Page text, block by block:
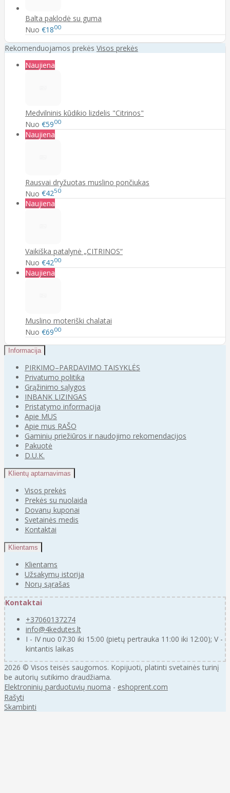
Balta paklodė su guma
Nuo €1800
Rekomenduojamos prekės Visos prekės
Naujiena
Medvilninis kūdikio lizdelis "Citrinos"
Nuo €5900
Naujiena
Rausvai dryžuotas muslino pončiukas
Nuo €4250
Naujiena
Vaikiška patalynė „CITRINOS“
Nuo €4200
Naujiena
Muslino moteriški chalatai
Nuo €6900
Informacija
PIRKIMO–PARDAVIMO TAISYKLĖS
Privatumo politika
Grąžinimo sąlygos
INBANK LIZINGAS
Pristatymo informacija
Apie MUS
Apie mus RAŠO
Gaminių priežiūros ir naudojimo rekomendacijos
Pakuotė
D.U.K.
Klientų aptarnavimas
Visos prekės
Prekės su nuolaida
Dovanų kuponai
Svetainės medis
Kontaktai
Klientams
Klientams
Užsakymų istorija
Norų sąrašas
Kontaktai
+37060137274
info@4kedutes.lt
I - IV nuo 07:30 iki 15:00 (pietų pertrauka 11:00 iki 12:00); V -
kintantis laikas
2026 © Visos teisės saugomos. Kopijuoti, platinti svetainės turinį
be autorių sutikimo draudžiama.
Elektroninių parduotuvių nuoma - eshoprent.com
Rašyti
Skambinti